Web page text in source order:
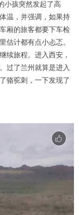
孩突然发起了高
温，并强调，如果持
厢的旅客都要下车检
估计都有点小忐忑。
续旅程。进入西安，
过了兰州就算是进入
骆驼刺，一下发现了